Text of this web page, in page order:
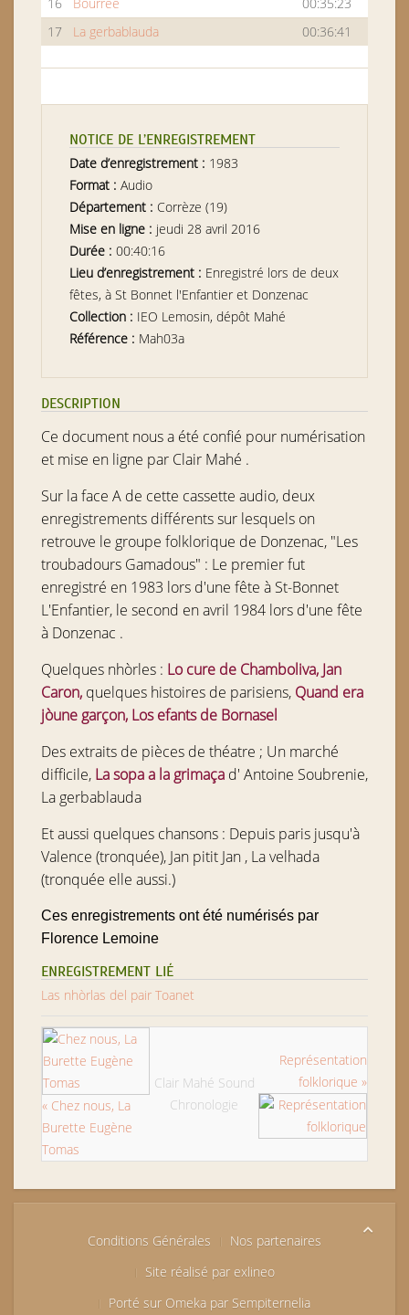
17
La gerbablauda 00:36:41
NOTICE DE L’ENREGISTREMENT
Date d’enregistrement : 1983
Format : Audio
Département : Corrèze (19)
Mise en ligne : jeudi 28 avril 2016
Durée : 00:40:16
Lieu d’enregistrement : Enregistré lors de deux
fêtes, à St Bonnet l'Enfantier et Donzenac
Collection : IEO Lemosin, dépôt Mahé
Référence : Mah03a
DESCRIPTION
Ce document nous a été confié pour numérisation
et mise en ligne par Clair Mahé .
Sur la face A de cette cassette audio, deux
enregistrements différents sur lesquels on
retrouve le groupe folklorique de Donzenac, "Les
troubadours Gamadous" : Le premier fut
enregistré en 1983 lors d'une fête à St-Bonnet
L'Enfantier, le second en avril 1984 lors d'une fête
à Donzenac .
Quelques nhòrles : Lo cure de Chamboliva, Jan
Caron, quelques histoires de parisiens, Quand era
jòune garçon, Los efants de Bornasel
Des extraits de pièces de théatre ; Un marché
difficile, La sopa a la grimaça d' Antoine Soubrenie,
La gerbablauda
Et aussi quelques chansons : Depuis paris jusqu'à
Valence (tronquée), Jan pitit Jan , La velhada
(tronquée elle aussi.)
Ces enregistrements ont été numérisés par
Florence Lemoine
ENREGISTREMENT LIÉ
Las nhòrlas del pair Toanet
« Chez nous, La
Burette Eugène
Tomas
Clair Mahé Sound
Chronologie
Représentation
folklorique »
Conditions Générales
Nos partenaires
Site réalisé par exlineo
Porté sur Omeka par Sempiternelia